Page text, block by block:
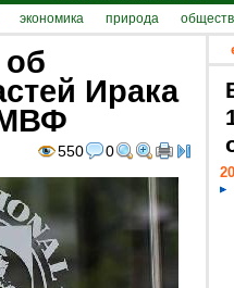
экономика природа
об
Ирака
550 0